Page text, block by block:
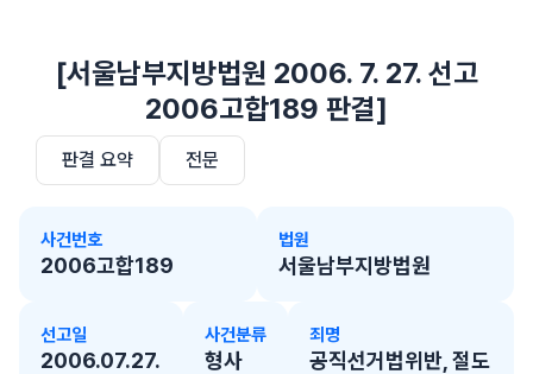
[서울남부지방법원 2006. 7. 27. 선고
2006고합189 판결]
판결 요약 전문
사건번호
2006고합189
법원
서울남부지방법원
선고일
2006.07.27.
사건분류
형사
죄명
공직선거법위반, 절도